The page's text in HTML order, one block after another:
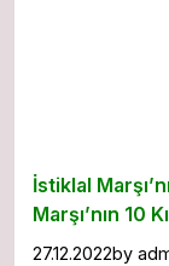
İstiklal
Marşı’nın 10
27.12.2022by